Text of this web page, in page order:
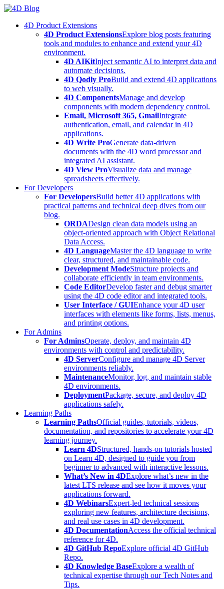
Skip
content4D Product Extensions
4D Product ExtensionsExplore blog posts featuring
tools and modules to enhance and extend your 4D
environment.
4D AIKitInject semantic AI to interpret data and
automate decisions.
4D Qodly ProBuild and extend 4D applications
to web visually.
4D ComponentsManage and develop
components with modern dependency control.
Email, Microsoft 365, GmailIntegrate
authentication, email, and calendar in 4D
applications.
4D Write ProGenerate data-driven
documents with the 4D word processor and
integrated AI assistant.
4D View ProVisualize data and manage
spreadsheets effectively.
For Developers
For DevelopersBuild better 4D applications with
practical patterns and technical deep dives from our
blog.
ORDADesign clean data models using an
object-oriented approach with Object Relational
Data Access.
4D LanguageMaster the 4D language to write
clear, structured, and maintainable code.
Development ModeStructure projects and
collaborate efficiently in team environments.
Code EditorDevelop faster and debug smarter
using the 4D code editor and integrated tools.
User Interface / GUIEnhance your 4D user
interfaces with elements like forms, lists, menus,
and printing options.
For Admins
For AdminsOperate, deploy, and maintain 4D
environments with control and predictability.
4D ServerConfigure and manage 4D Server
environments reliably.
MaintenanceMonitor, log, and maintain stable
4D environments.
DeploymentPackage, secure, and deploy 4D
applications safely.
Learning Paths
Learning PathsOfficial guides, tutorials, videos,
documentation, and repositories to accelerate your 4D
learning journey.
Learn 4DStructured, hands-on tutorials hosted
on Learn 4D, designed to guide you from
beginner to advanced with interactive lessons.
What’s New in 4DExplore what’s new in the
latest LTS release and see how it moves your
applications forward.
4D WebinarsExpert-led technical sessions
exploring new features, architecture decisions,
and real use cases in 4D development.
4D DocumentationAccess the official technical
reference for 4D.
4D GitHub RepoExplore official 4D GitHub
Repo.
4D Knowledge BaseExplore a wealth of
technical expertise through our Tech Notes and
Tips.